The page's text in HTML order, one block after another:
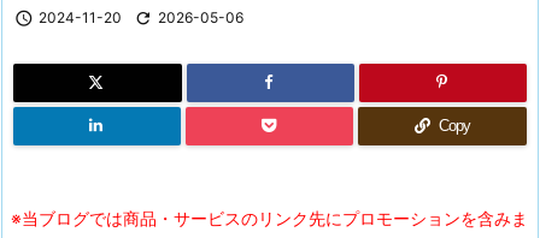
 2024-11-20  2026-05-06
Copy
※当ブログでは商品・サービスのリンク先にプロモーションを含みま